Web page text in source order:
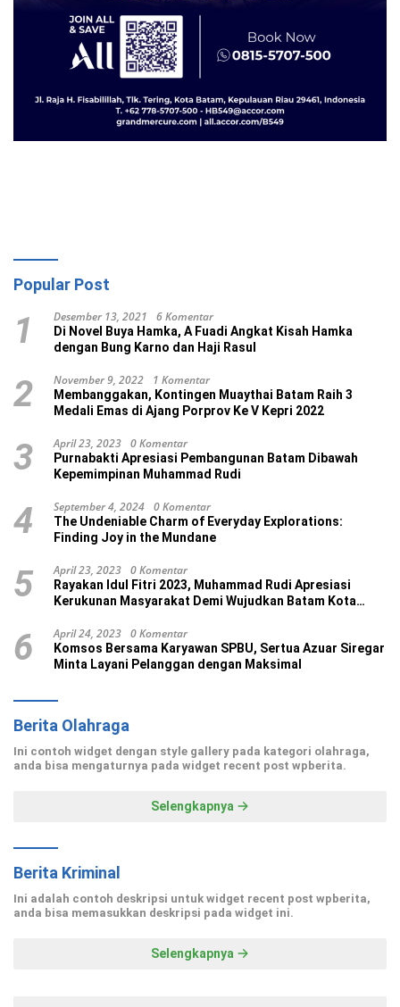
Popular Post
1 Desember 13, 2021 6 Komentar
Di Novel Buya Hamka, A Fuadi Angkat Kisah Hamka
dengan Bung Karno dan Haji Rasul
2 November 9, 2022 1 Komentar
Membanggakan, Kontingen Muaythai Batam Raih 3
Medali Emas di Ajang Porprov Ke V Kepri 2022
3 April 23, 2023 0 Komentar
Purnabakti Apresiasi Pembangunan Batam Dibawah
Kepemimpinan Muhammad Rudi
4 September 4, 2024 0 Komentar
The Undeniable Charm of Everyday Explorations:
Finding Joy in the Mundane
5 April 23, 2023 0 Komentar
Rayakan Idul Fitri 2023, Muhammad Rudi Apresiasi
Kerukunan Masyarakat Demi Wujudkan Batam Kota
6 April 24, 2023 0 Komentar
Komsos Bersama Karyawan SPBU, Sertua Azuar Siregar
Minta Layani Pelanggan dengan Maksimal
Berita Olahraga
Ini contoh widget dengan style gallery pada kategori olahraga,
anda bisa mengaturnya pada widget recent post wpberita.
Selengkapnya
Berita Kriminal
Ini adalah contoh deskripsi untuk widget recent post wpberita,
anda bisa memasukkan deskripsi pada widget ini.
Selengkapnya